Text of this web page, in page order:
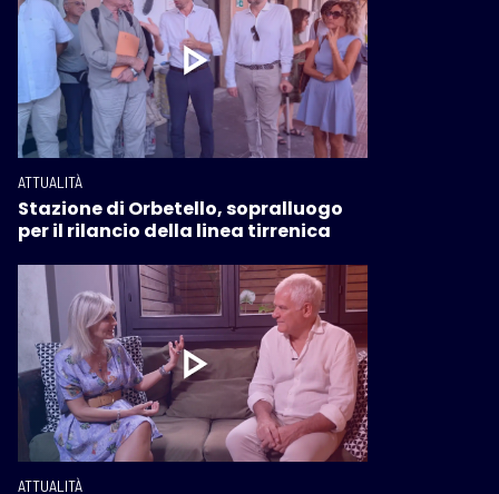
ATTUALITÀ
Stazione di Orbetello, sopralluogo
per il rilancio della linea tirrenica
ATTUALITÀ